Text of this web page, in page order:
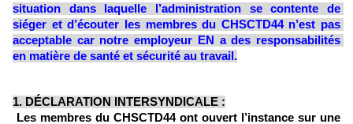
situation dans laquelle l’administration se contente de
siéger et d’écouter les membres du CHSCTD44 n’est pas
acceptable car notre employeur EN a des responsabilités
en matière de santé et sécurité au travail.
1. DÉCLARATION INTERSYNDICALE :
Les membres du CHSCTD44 ont ouvert l’instance sur une